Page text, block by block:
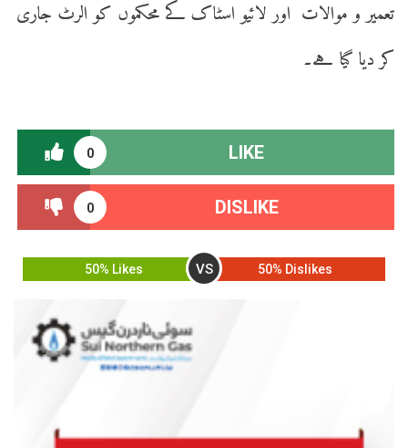
تعمیر و موالات اور لائیو اسٹاک کے محکموں کو الرٹ جاری
کر دیا گیا ہے۔
0 LIKE
0 DISLIKE
50% Likes VS 50% Dislikes